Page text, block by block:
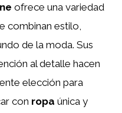
ofrece una variedad
combinan estilo,
de la moda. Sus
al detalle hacen
elección para
con ropa única y